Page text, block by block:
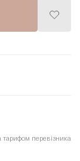
тарифом перевізника